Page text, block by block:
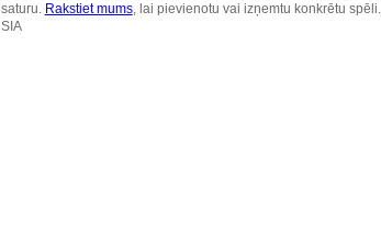
saturu. Rakstiet mums, lai pievienotu vai izņemtu konkrētu
SIA